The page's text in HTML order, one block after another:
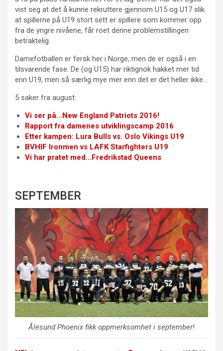
vist seg at det å kunne rekruttere gjennom U15 og U17 slik
at spillerne på U19 stort sett er spillere som kommer opp
fra de yngre nivåene, får roet denne problemstillingen
betraktelig.
Damefotballen er fersk her i Norge, men de er også i en
tilsvarende fase. De (og U15) har riktignok hakket mer tid
enn U19, men så særlig mye mer enn det er det heller ikke…
5 saker fra august:
Vi ser på…New England Patriots 2016!
Rapport fra damenes utviklingscamp 2016
Etter kampen: Lura Bulls vs. Oslo Vikings U19
BVHIF Ironmen vs LAFK Starfighters U19
Vi har pratet med…Fredrikstad Queens
SEPTEMBER
Ålesund Phoenix fikk oppmerksomhet i september!